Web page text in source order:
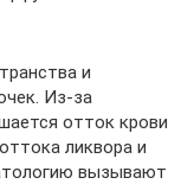
и
Из-за
отток крови
ликвора и
вызывают